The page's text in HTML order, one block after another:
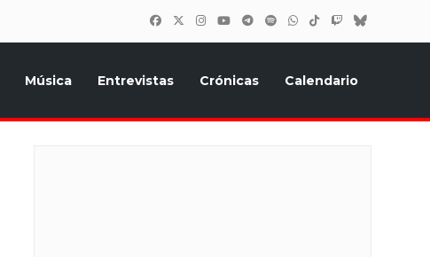
Música Entrevistas Crónicas Calendario